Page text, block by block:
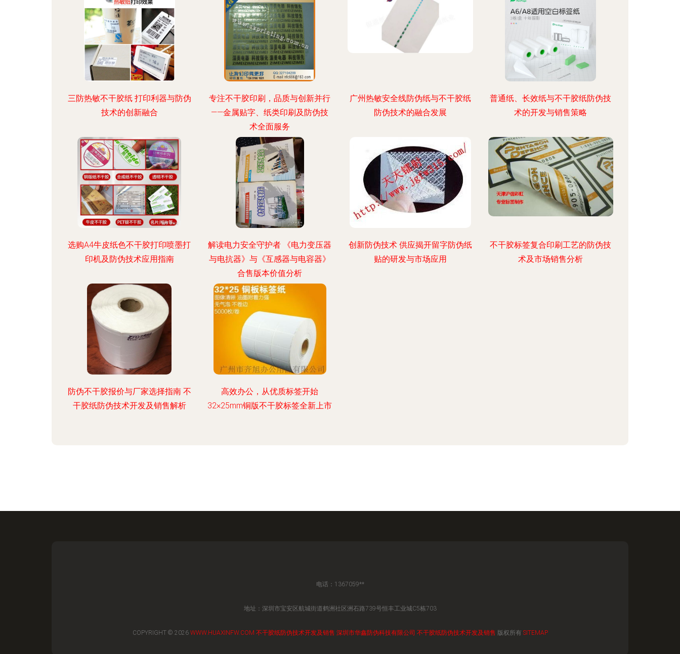
三防热敏不干胶纸 打印利器与防伪
技术的创新融合
专注不干胶印刷，品质与创新并行
——金属贴字、纸类印刷及防伪技
术全面服务
广州热敏安全线防伪纸与不干胶纸
防伪技术的融合发展
普通纸、长效纸与不干胶纸防伪技
术的开发与销售策略
选购A4牛皮纸色不干胶打印喷墨打
印机及防伪技术应用指南
解读电力安全守护者 《电力变压器
与电抗器》与《互感器与电容器》
合售版本价值分析
创新防伪技术 供应揭开留字防伪纸
贴的研发与市场应用
不干胶标签复合印刷工艺的防伪技
术及市场销售分析
防伪不干胶报价与厂家选择指南 不
干胶纸防伪技术开发及销售解析
高效办公，从优质标签开始
32×25mm铜版不干胶标签全新上市
电话：1367059**
地址：深圳市宝安区航城街道鹤洲社区洲石路739号恒丰工业城C5栋703
COPYRIGHT © 2026 WWW.HUAXINFW.COM 不干胶纸防伪技术开发及销售 深圳市华鑫防伪科技有限公司 不干胶纸防伪技术开发及销售 版权所有 SITEMAP